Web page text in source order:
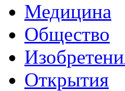
Медицина
Общество
Открытия